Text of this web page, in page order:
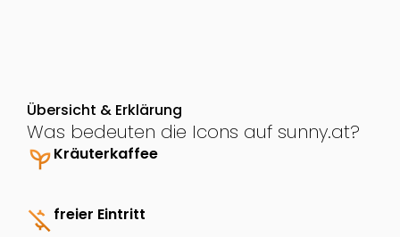
Übersicht & Erklärung
Was bedeuten die Icons auf sunny.at?
psychiatryKräuterkaffee
money_off freier Eintritt